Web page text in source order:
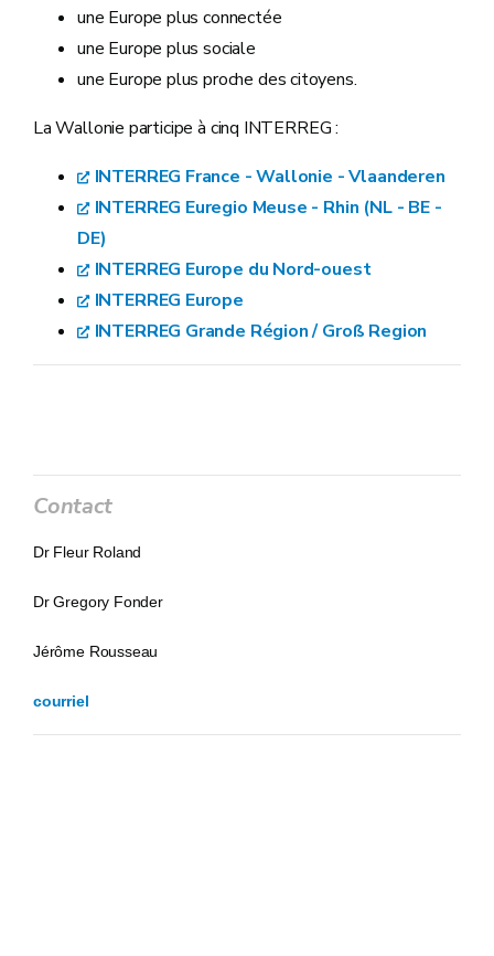
une Europe plus connectée
une Europe plus sociale
une Europe plus proche des citoyens.
La Wallonie participe à cinq INTERREG :
INTERREG France - Wallonie - Vlaanderen
INTERREG Euregio Meuse - Rhin (NL - BE -
DE)
INTERREG Europe du Nord-ouest
INTERREG Europe
INTERREG Grande Région / Groß Region
Contact
Dr Fleur Roland
Dr Gregory Fonder
Jérôme Rousseau
courriel